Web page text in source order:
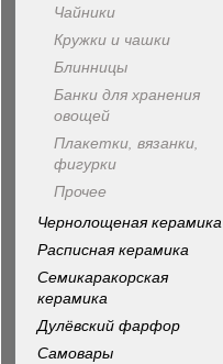
Чайники
Кружки и чашки
Блинницы
Банки для хранения
овощей
Плакетки, вязанки,
фигурки
Прочее
Чернолощеная керамика
Расписная керамика
Семикаракорская
керамика
Дулёвский фарфор
Самовары